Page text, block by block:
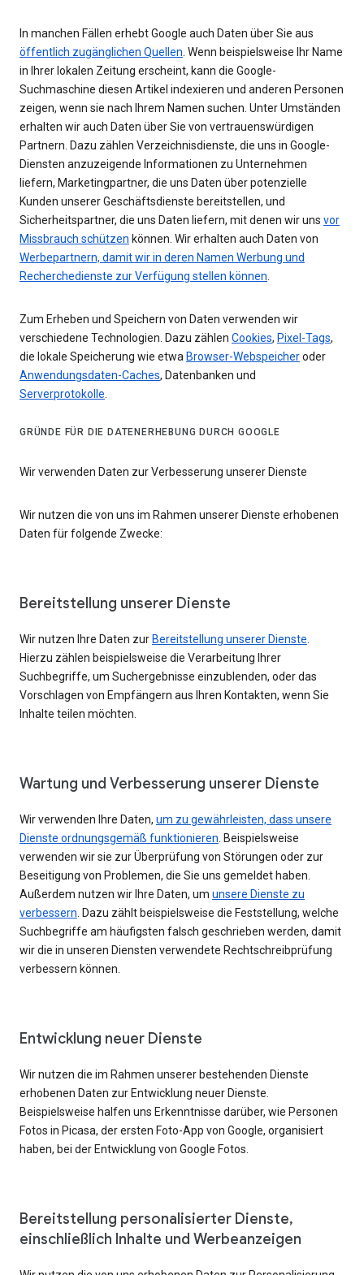
In manchen Fällen erhebt Google auch Daten über Sie aus
öffentlich zugänglichen Quellen. Wenn beispielsweise Ihr Name
in Ihrer lokalen Zeitung erscheint, kann die Google-
Suchmaschine diesen Artikel indexieren und anderen Personen
zeigen, wenn sie nach Ihrem Namen suchen. Unter Umständen
erhalten wir auch Daten über Sie von vertrauenswürdigen
Partnern. Dazu zählen Verzeichnisdienste, die uns in Google-
Diensten anzuzeigende Informationen zu Unternehmen
liefern, Marketingpartner, die uns Daten über potenzielle
Kunden unserer Geschäftsdienste bereitstellen, und
Sicherheitspartner, die uns Daten liefern, mit denen wir uns vor
Missbrauch schützen können. Wir erhalten auch Daten von
Werbepartnern, damit wir in deren Namen Werbung und
Recherchedienste zur Verfügung stellen können.
Zum Erheben und Speichern von Daten verwenden wir
verschiedene Technologien. Dazu zählen Cookies, Pixel-Tags,
die lokale Speicherung wie etwa Browser-Webspeicheroder
Anwendungsdaten-Caches, Datenbanken und
Serverprotokolle.
GRÜNDE FÜR DIE DATENERHEBUNG DURCH GOOGLE
Wir verwenden Daten zur Verbesserung unserer Dienste
Wir nutzen die von uns im Rahmen unserer Dienste erhobenen
Daten für folgende Zwecke:
Bereitstellung unserer Dienste
Wir nutzen Ihre Daten zur Bereitstellung unserer Dienste
Hierzu zählen beispielsweise die Verarbeitung Ihrer
Suchbegriffe, um Suchergebnisse einzublenden, oder das
Vorschlagen von Empfängern aus Ihren Kontakten, wenn Sie
Inhalte teilen möchten.
Wartung und Verbesserung unserer Dienste
Wir verwenden Ihre Daten, um zu gewährleisten, dass unsere
Dienste ordnungsgemäß funktionieren . Beispielsweise
verwenden wir sie zur Überprüfung von Störungen oder zur
Beseitigung von Problemen, die Sie uns gemeldet haben.
Außerdem nutzen wir Ihre Daten, um unsere Dienste zu
verbessern . Dazu zählt beispielsweise die Feststellung, welche
Suchbegriffe am häufigsten falsch geschrieben werden, damit
wir die in unseren Diensten verwendete Rechtschreibprüfung
verbessern können.
Entwicklung neuer Dienste
Wir nutzen die im Rahmen unserer bestehenden Dienste
erhobenen Daten zur Entwicklung neuer Dienste.
Beispielsweise halfen uns Erkenntnisse darüber, wie Personen
Fotos in Picasa, der ersten Foto-App von Google, organisiert
haben, bei der Entwicklung von Google Fotos.
Bereitstellung personalisierter Dienste,
einschließlich Inhalte und Werbeanzeigen